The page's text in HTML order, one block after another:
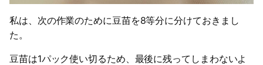
私は、次の作業のために豆苗を8等分に分けておきまし
た。
豆苗は1パック使い切るため、最後に残ってしまわないよ